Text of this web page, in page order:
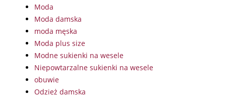
Moda
Moda damska
moda męska
Moda plus size
Modne sukienki na wesele
Niepowtarzalne sukienki na wesele
obuwie
Odzież damska